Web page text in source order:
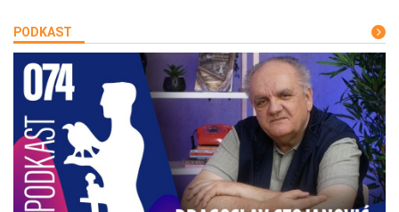
PODKAST